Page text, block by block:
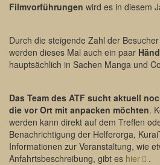
Filmvorführungen wird es in diesem
Durch die steigende Zahl der
werden dieses Mal auch ein paar
hauptsächlich in Sachen Manga und
Das Team des ATF sucht aktuell
die vor Ort mit anpacken möchten.
werden kann direkt auf dem Treffen
Benachrichtigung der Helferorga,
Informationen zur Veranstaltung, wie
Anfahrtsbeschreibung, gibt es hier .